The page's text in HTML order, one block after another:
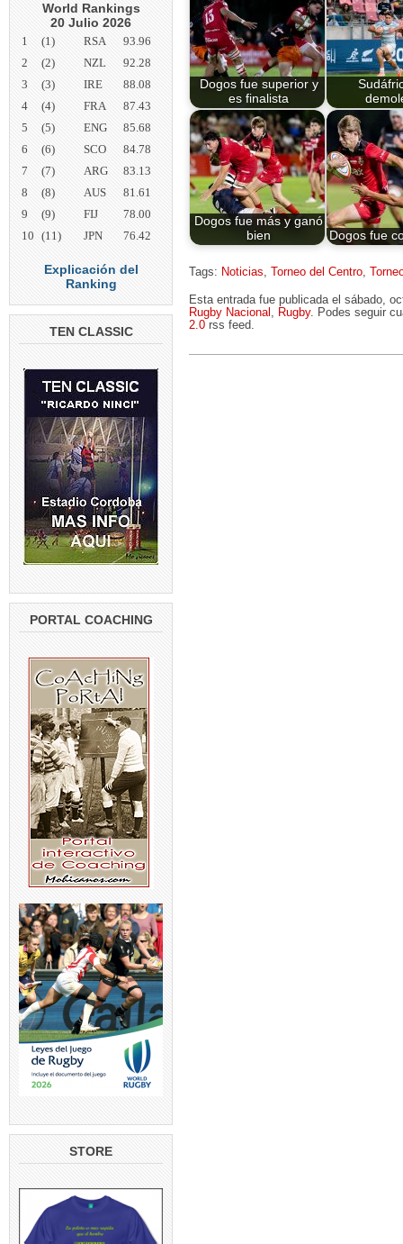
World Rankings
20 Julio 2026
1 (1) RSA
93.96
2
(2) NZL
92.28
3
(3) IRE
88.08
4
(4) FRA
87.43
5
(5) ENG
85.68
6
(6) SCO
84.78
7
(7) ARG
83.13
8
(8) AUS
81.61
9
(9) FIJ
78.00
10 (11) JPN 76.42
Explicación del
Ranking
TEN CLASSIC
PORTAL COACHING
STORE
Dogos fue superior y
es finalista
Dogos fue más y ganó
bien
Dogos fue
Tags: Noticias, Torneo del Centro,
Esta entrada fue publicada el sábado,
Rugby Nacional , Rugby. Podes seguir
2.0 rss feed.